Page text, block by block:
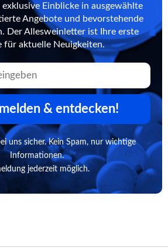
Einblicke in ausgewählte
Angebote und bevorstehende
Der Allesweinletter ist Ihre erste
für aktuelle Neuigkeiten.
& entdecken!
uns sicher. Kein Spam, nur wichtige
Informationen.
jederzeit möglich.